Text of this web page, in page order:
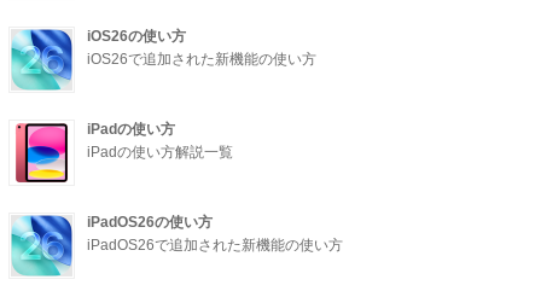
iOS26の使い方
iOS26で追加された新機能の使い方
iPadの使い方
iPadの使い方解説一覧
iPadOS26の使い方
iPadOS26で追加された新機能の使い方